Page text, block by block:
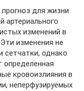
для жизни
артериального
изменений в
изменения не
сетчатки, однако
кровоизлияния в
неперфузируемых